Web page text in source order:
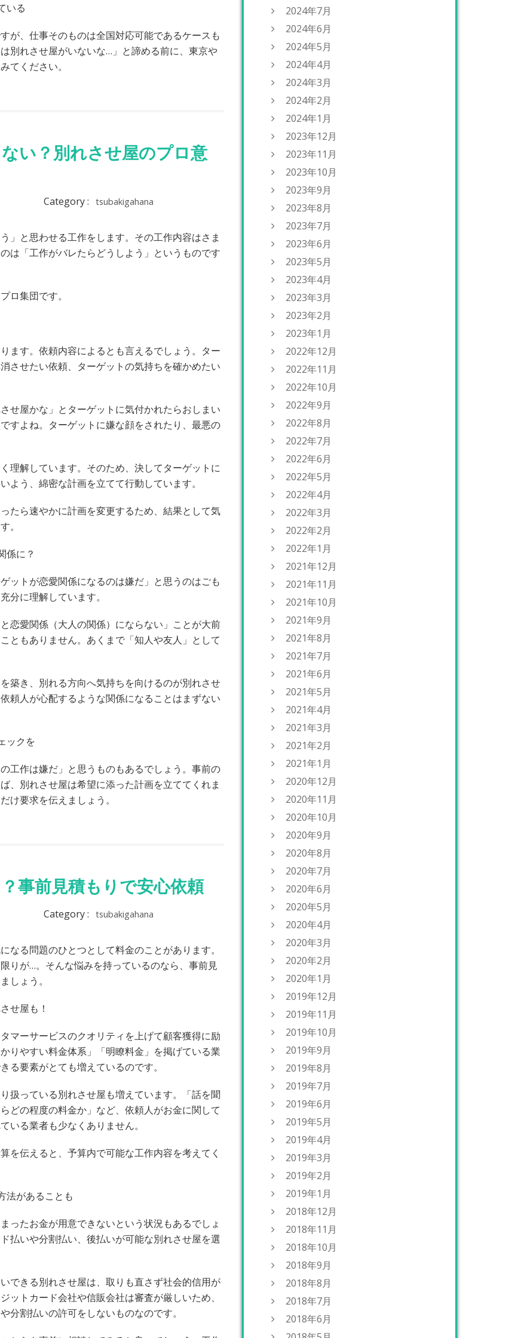
いる
が、仕事そのものは全国対応可能であるケースも
別れさせ屋がいないな…」と諦める前に、東京や
てください。
い？別れさせ屋のプロ意
Category : tsubakigahana
」と思わせる工作をします。その工作内容はさま
は「工作がバレたらどうしよう」というものです
ロ集団です。
ます。依頼内容によるとも言えるでしょう。ター
させたい依頼、ターゲットの気持ちを確かめたい
せ屋かな」とターゲットに気付かれたらおしまい
すよね。ターゲットに嫌な顔をされたり、最悪の
理解しています。そのため、決してターゲットに
よう、綿密な計画を立てて行動しています。
たら速やかに計画を変更するため、結果として気
。
係に？
ットが恋愛関係になるのは嫌だ」と思うのはごも
分に理解しています。
恋愛関係（大人の関係）にならない」ことが大前
ともありません。あくまで「知人や友人」として
築き、別れる方向へ気持ちを向けるのが別れさせ
頼人が心配するような関係になることはまずない
ックを
工作は嫌だ」と思うものもあるでしょう。事前の
、別れさせ屋は希望に添った計画を立ててくれま
け要求を伝えましょう。
事前見積もりで安心依頼
Category : tsubakigahana
なる問題のひとつとして料金のことがあります。
りが…。そんな悩みを持っているのなら、事前見
しょう。
せ屋も！
マーサービスのクオリティを上げて顧客獲得に励
りやすい料金体系」「明瞭料金」を掲げている業
る要素がとても増えているのです。
扱っている別れさせ屋も増えています。「話を聞
どの程度の料金か」など、依頼人がお金に関して
いる業者も少なくありません。
を伝えると、予算内で可能な工作内容を考えてく
法があることも
ったお金が用意できないという状況もあるでしょ
払いや分割払い、後払いが可能な別れさせ屋を選
できる別れさせ屋は、取りも直さず社会的信用が
ットカード会社や信販会社は審査が厳しいため、
分割払いの許可をしないものなのです。
2024年7月
2024年6月
2024年5月
2024年4月
2024年3月
2024年2月
2024年1月
2023年12月
2023年11月
2023年10月
2023年9月
2023年8月
2023年7月
2023年6月
2023年5月
2023年4月
2023年3月
2023年2月
2023年1月
2022年12月
2022年11月
2022年10月
2022年9月
2022年8月
2022年7月
2022年6月
2022年5月
2022年4月
2022年3月
2022年2月
2022年1月
2021年12月
2021年11月
2021年10月
2021年9月
2021年8月
2021年7月
2021年6月
2021年5月
2021年4月
2021年3月
2021年2月
2021年1月
2020年12月
2020年11月
2020年10月
2020年9月
2020年8月
2020年7月
2020年6月
2020年5月
2020年4月
2020年3月
2020年2月
2020年1月
2019年12月
2019年11月
2019年10月
2019年9月
2019年8月
2019年7月
2019年6月
2019年5月
2019年4月
2019年3月
2019年2月
2019年1月
2018年12月
2018年11月
2018年10月
2018年9月
2018年8月
2018年7月
2018年6月